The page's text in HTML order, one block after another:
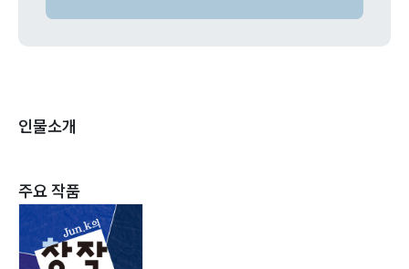
인물소개
주요 작품